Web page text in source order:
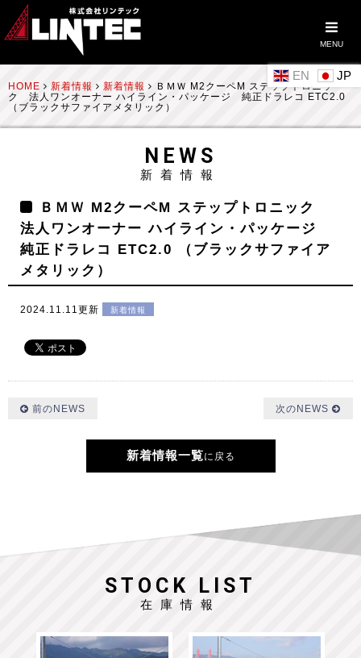
MENU
EN
HOME 新着情報 新着情報
ＢＭＷ M2クーペM ステップトロニッ
ク 法人ワンオーナー ハイライン・パッケージ 純正ドラレコ ETC2.0
（ブラックサファイアメタリック）
NEWS
新着情報
ＢＭＷ M2クーペM ステップトロニック
法人ワンオーナー ハイライン・パッケージ
純正ドラレコ ETC2.0 （ブラックサファイア
メタリック）
2024.11.11更新 新着情報
前のNEWS 次のNEWS
新着情報一覧に戻る
STOCK LIST
在庫情報